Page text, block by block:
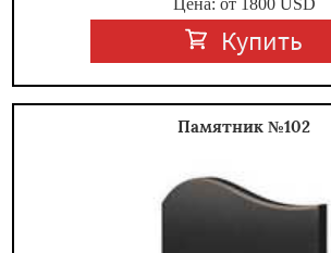
Цена: от 1800USD
Купить
Памятник №102